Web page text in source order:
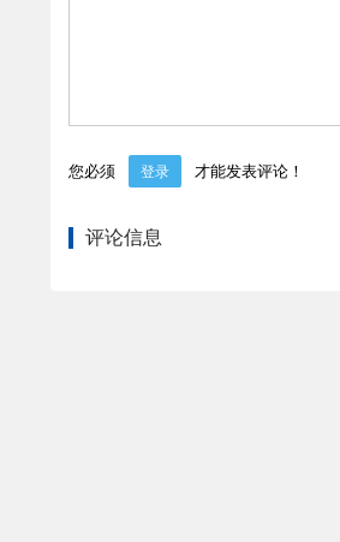
您必须 登录 才能发表评论！
评论信息